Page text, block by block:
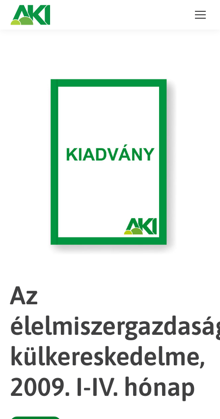
Az
külkereskedelme,
2009. I-IV. hónap